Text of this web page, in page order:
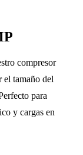
compresor
el tamaño del
para
y cargas en